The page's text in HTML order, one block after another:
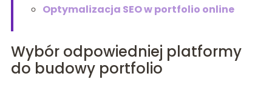
Optymalizacja SEO w portfolio online
Wybór odpowiedniej platformy
do budowy portfolio